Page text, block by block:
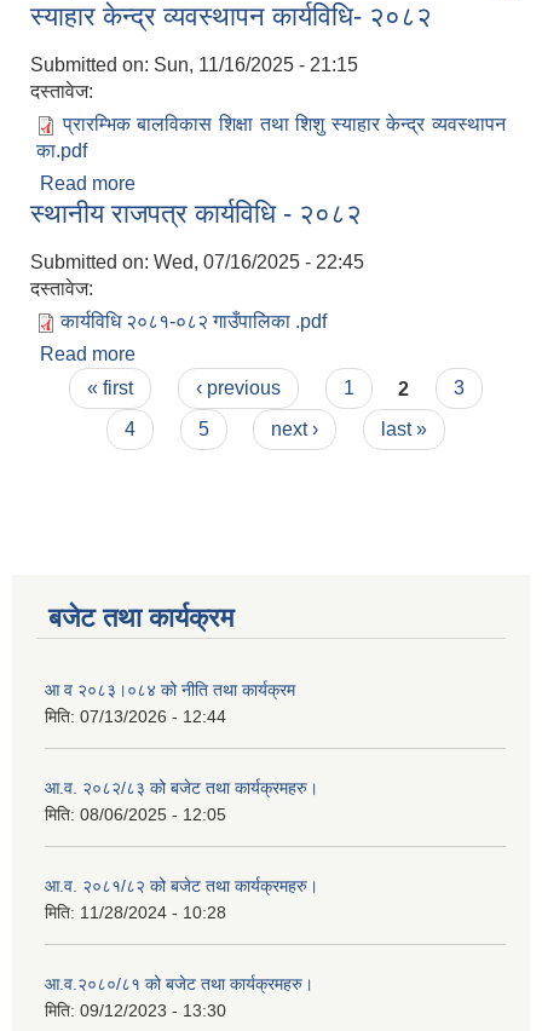
स्याहार केन्द्र व्यवस्थापन कार्यविधि- २०८२
Submitted on: Sun, 11/16/2025 - 21:15
दस्तावेज:
प्रारम्भिक बालविकास शिक्षा तथा शिशु स्याहार केन्द्र व्यवस्थापन
का.pdf
Read more
स्याहार केन्द्र व्यवस्थापन कार्यविधि- २०८२
स्थानीय राजपत्र कार्यविधि - २०८२
Submitted on: Wed, 07/16/2025 - 22:45
दस्तावेज:
कार्यविधि २०८१-०८२ गाउँपालिका .pdf
Read more
Pages
« first ‹ previous 1 2
3
4
5 next › last »
बजेट तथा कार्यक्रम
आ व २०८३।०८४ को नीति तथा कार्यक्रम
मिति: 07/13/2026 - 12:44
आ.व. २०८२/८३ को बजेट तथा कार्यक्रमहरु।
मिति: 08/06/2025 - 12:05
आ.व. २०८१/८२ को बजेट तथा कार्यक्रमहरु।
मिति: 11/28/2024 - 10:28
आ.व.२०८०/८१ को बजेट तथा कार्यक्रमहरु।
मिति: 09/12/2023 - 13:30